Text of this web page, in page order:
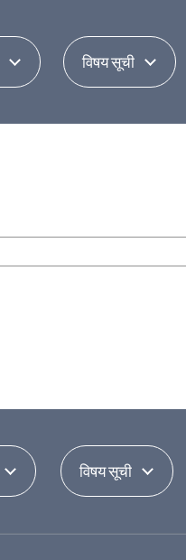
विषय सूची
विषय सूची